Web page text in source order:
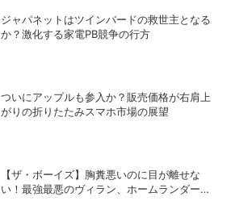
ジャパネットはツインバードの救世主となる
か？激化する家電PB競争の行方
ついにアップルも参入か？販売価格が右肩上
がりの折りたたみスマホ市場の展望
【ザ・ボーイズ】胸糞悪いのに目が離せな
い！最強最悪のヴィラン、ホームランダーの